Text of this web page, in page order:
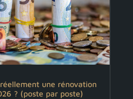
une rénovation
? (poste par poste)